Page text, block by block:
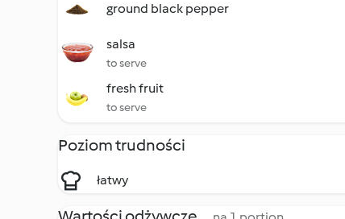
ground black pepper
salsa
to serve
fresh fruit
to serve
Poziom trudności
łatwy